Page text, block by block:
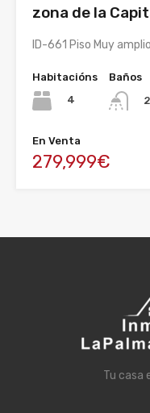
zona de la
ID-661 Piso Muy
Habitacións
4
Baños
2
En Venta
279,999€
Tu casa